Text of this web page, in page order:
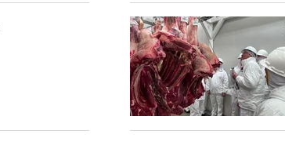
Arveja verde en vaina
Arveja verde seca
Atún en lata
Avena en hojuelas